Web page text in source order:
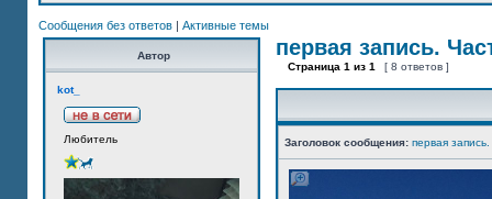
Сообщения без ответов | Активные темы
Автор
kot_
Любитель
первая запись.
Страница 1 из 1 [ 8 ответов ]
Заголовок сообщения: первая